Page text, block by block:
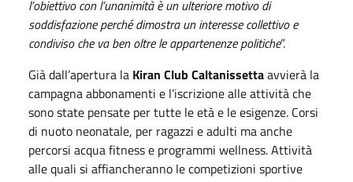
l’obiettivo con l’unanimità è un ulteriore motivo di
soddisfazione perché dimostra un interesse collettivo e
condiviso che va ben oltre le appartenenze politiche”.
Già dall’apertura la Kiran Club Caltanissettaavvierà la
campagna abbonamenti e l’iscrizione alle attività che
sono state pensate per tutte le età e le esigenze. Corsi
di nuoto neonatale, per ragazzi e adulti ma anche
percorsi acqua fitness e programmi wellness. Attività
alle quali si affiancheranno le competizioni sportive